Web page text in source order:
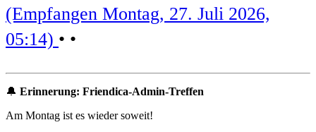
(Empfangen Montag, 27. Juli 2026,
05:14) • •
🔔 Erinnerung: Friendica-Admin-Treffen
Am Montag ist es wieder soweit!